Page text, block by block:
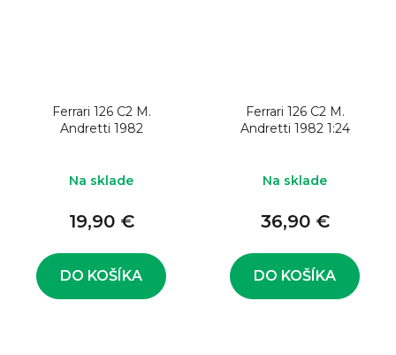
Ferrari 126 C2 M.
Andretti 1982
Na sklade
19,90 €
DO KOŠÍKA
Ferrari 126 C2 M.
Andretti 1982 1:24
Na sklade
36,90 €
DO KOŠÍKA